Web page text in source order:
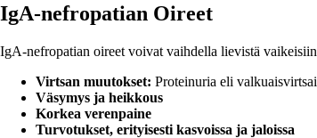
IgA-nefropatian Oireet
IgA-nefropatian oireet voivat vaihdella lievistä
Virtsan muutokset: Proteinuria eli
Väsymys ja heikkous
Korkea verenpaine
Turvotukset, erityisesti kasvoissa ja jaloissa